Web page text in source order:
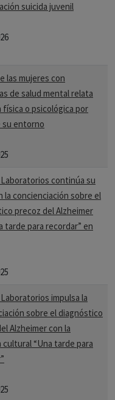
suicida juvenil
las mujeres con
de salud mental relata
física o psicológica por
su entorno
continúa su
la concienciación sobre el
precoz del Alzheimer
tarde para recordar” en
impulsa la
sobre el diagnóstico
Alzheimer con la
cultural “Una tarde para